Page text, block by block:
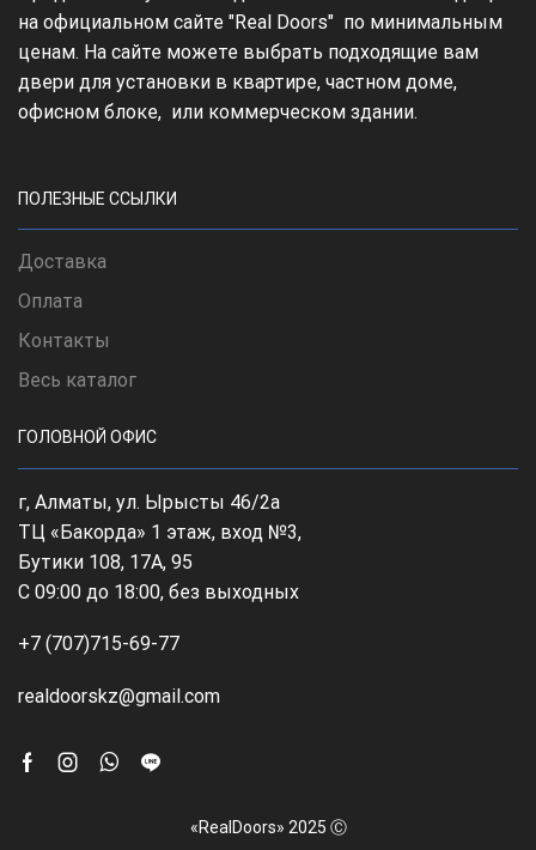
на официальном сайте "Real Doors" по минимальным
ценам. На сайте можете выбрать подходящие вам
двери для установки в квартире, частном доме,
офисном блоке, или коммерческом здании.
ПОЛЕЗНЫЕ ССЫЛКИ
Доставка
Оплата
Контакты
Весь каталог
ГОЛОВНОЙ ОФИС
г, Алматы, ул. Ырысты 46/2а
ТЦ «Бакорда» 1 этаж, вход №3,
Бутики 108, 17А, 95
С 09:00 до 18:00, без выходных
+7 (707)715-69-77
realdoorskz@gmail.com
FacebookInstagram
Whatsapp
Line
«RealDoors» 2025 Ⓒ